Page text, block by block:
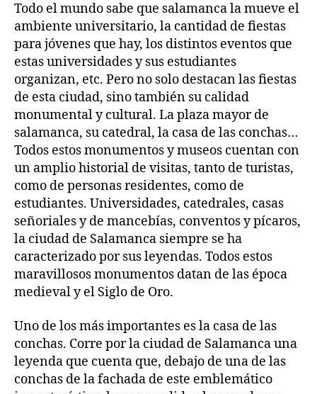
Todo el mundo sabe que salamanca la mueve el
ambiente universitario, la cantidad de fiestas
para jóvenes que hay, los distintos eventos que
estas universidades y sus estudiantes
organizan, etc. Pero no solo destacan las fiestas
de esta ciudad, sino también su calidad
monumental y cultural. La plaza mayor de
salamanca, su catedral, la casa de las conchas…
Todos estos monumentos y museos cuentan con
un amplio historial de visitas, tanto de turistas,
como de personas residentes, como de
estudiantes. Universidades, catedrales, casas
señoriales y de mancebías, conventos y pícaros,
la ciudad de Salamanca siempre se ha
caracterizado por sus leyendas. Todos estos
maravillosos monumentos datan de las época
medieval y el Siglo de Oro.
Uno de los más importantes es la casa de las
conchas. Corre por la ciudad de Salamanca una
leyenda que cuenta que, debajo de una de las
conchas de la fachada de este emblemático